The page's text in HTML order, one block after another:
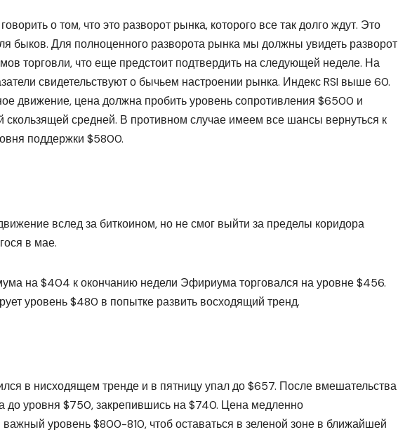
о том, что это разворот рынка, которого все так долго ждут. Это
быков. Для полноценного разворота рынка мы должны увидеть разворот
торговли, что еще предстоит подтвердить на следующей неделе. На
свидетельствуют о бычьем настроении рынка. Индекс RSI выше 60.
движение, цена должна пробить уровень сопротивления $6500 и
средней. В противном случае имеем все шансы вернуться к
поддержки $5800.
вслед за биткоином, но не смог выйти за пределы коридора
в мае.
на $404 к окончанию недели Эфириума торговался на уровне $456.
уровень $480 в попытке развить восходящий тренд.
в нисходящем тренде и в пятницу упал до $657. После вмешательства
до уровня $750, закрепившись на $740. Цена медленно
уровень $800-810, чтоб оставаться в зеленой зоне в ближайшей